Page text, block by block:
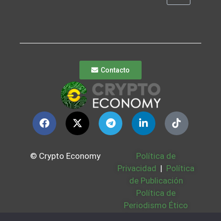
Contacto
© Crypto Economy
Política de
Privacidad | Política
de Publicación
Política de
Periodismo Ético